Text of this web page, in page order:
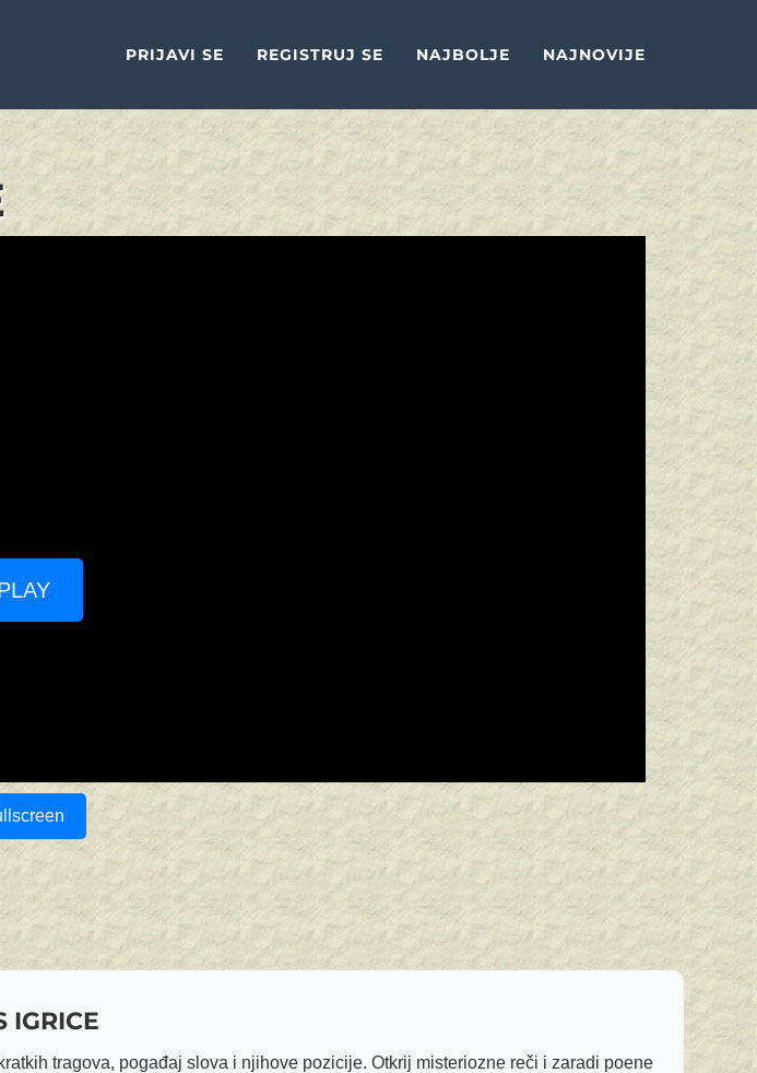
PRIJAVI SE REGISTRUJ SE NAJBOLJE NAJNOVIJE
IGRICE
tragova, pogađaj slova i njihove pozicije. Otkrij misteriozne reči i zaradi poene